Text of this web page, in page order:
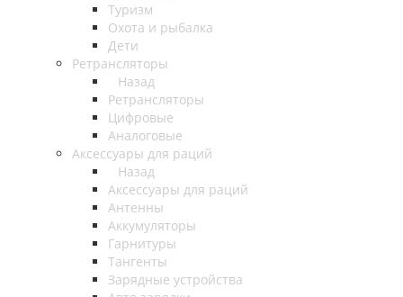
Туризм
Охота и рыбалка
Дети
Ретрансляторы
Назад
Ретрансляторы
Цифровые
Аналоговые
Аксессуары для раций
Назад
Аксессуары для раций
Антенны
Аккумуляторы
Гарнитуры
Тангенты
Зарядные устройства